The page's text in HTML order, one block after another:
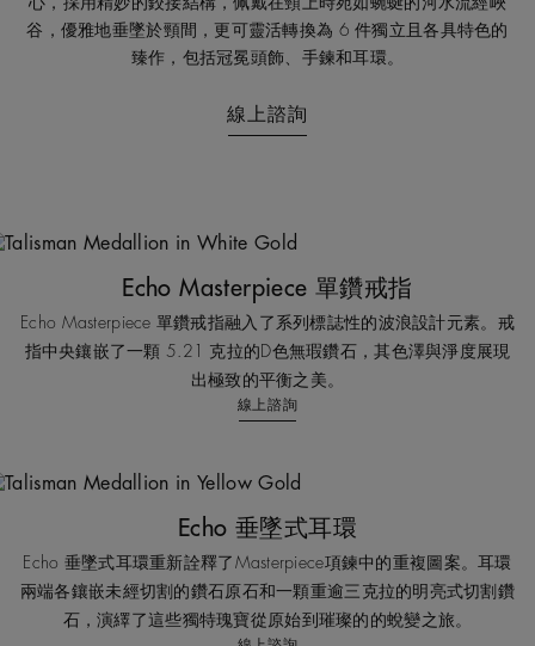
谷，優雅地垂墜於頸間，更可靈活轉換為 6 件獨立且各具特色的
臻作，包括冠冕頭飾、手鍊和耳環。
線上諮詢
Echo Masterpiece 單鑽戒指
Echo Masterpiece 單鑽戒指融入了系列標誌性的波浪設計元素。戒
指中央鑲嵌了一顆 5.21 克拉的D色無瑕鑽石，其色澤與淨度展現
出極致的平衡之美。
線上諮詢
Echo 垂墜式耳環
Echo 垂墜式耳環重新詮釋了Masterpiece項鍊中的重複圖案。耳環
兩端各鑲嵌未經切割的鑽石原石和一顆重逾三克拉的明亮式切割鑽
石，演繹了這些獨特瑰寶從原始到璀璨的的蛻變之旅。